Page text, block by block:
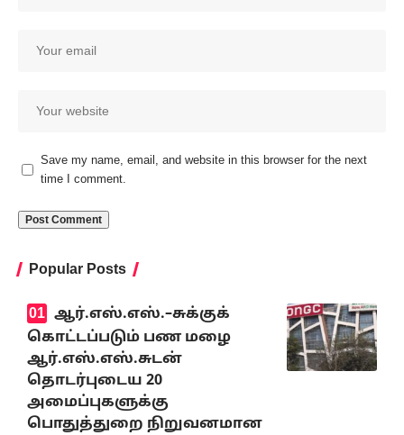
Save my name, email, and website in this browser for the next
time I comment.
Popular Posts
ஆர்.எஸ்.எஸ்.–சுக்குக்
கொட்டப்படும் பண மழை
ஆர்.எஸ்.எஸ்.சுடன்
தொடர்புடைய 20
அமைப்புகளுக்கு
பொதுத்துறை நிறுவனமான